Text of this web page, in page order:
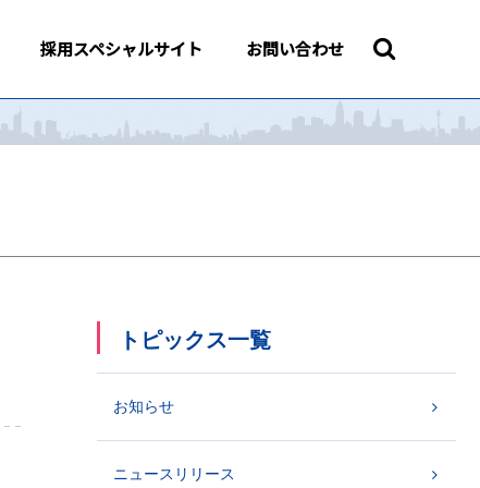
採用スペシャルサイト お問い合わせ
トピックス一覧
お知らせ
ニュースリリース